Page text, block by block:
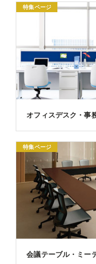
特集ページ
オフィスデスク・事
特集ページ
会議テーブル・ミー